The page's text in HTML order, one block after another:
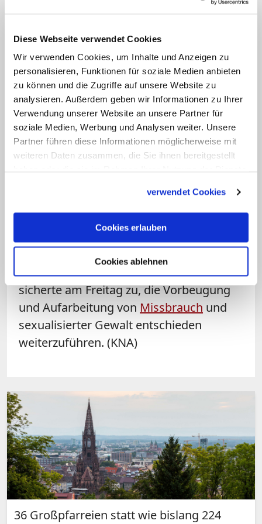
Diese Webseite verwendet Cookies
Wir verwenden Cookies, um Inhalte und Anzeigen zu
personalisieren, Funktionen für soziale Medien anbieten
zu können und die Zugriffe auf unsere Website zu
analysieren. Außerdem geben wir Informationen zu Ihrer
Verwendung unserer Website an unsere Partner für
soziale Medien, Werbung und Analysen weiter. Unsere
Partner führen diese Informationen möglicherweise mit
weiteren Daten zusammen, die Sie ihnen bereitgestellt
verwendet Cookies
Cookies erlauben
Cookies ablehnen
Familienzentren, besondere Angebote für
Junge oder Alte, Orte für Musik,
Bildungszentren und Akademien oder
spirituelle Zentren in Klöstern oder
besonderen Kirchen.
In Leitlinien haben die Mitglieder des
Weitergabe des christlichen Glaubens zu
wollen die Planer die Zusammenarbeit
mit der evangelischen Kirche.Burger
sicherte am Freitag zu, die Vorbeugung
und Aufarbeitung von Missbrauch und
sexualisierter Gewalt entschieden
weiterzuführen. (KNA)
36 Großpfarreien statt wie bislang 224